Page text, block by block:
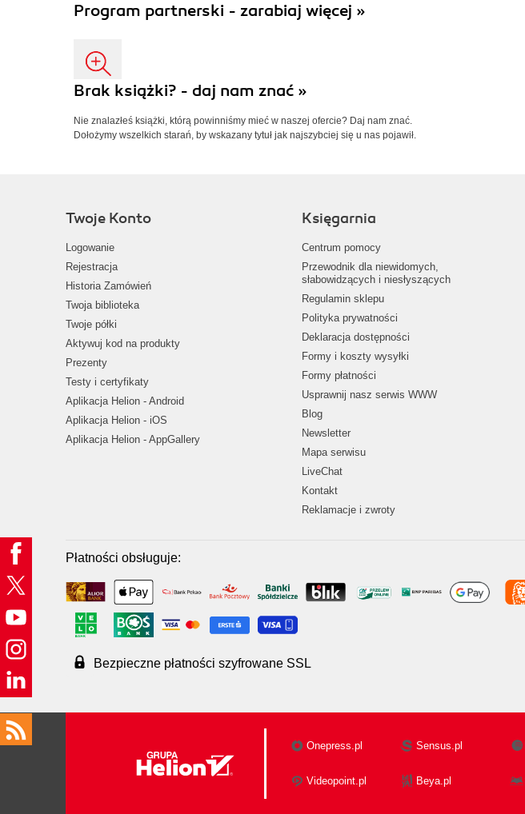
Program partnerski - zarabiaj więcej »
Brak książki? - daj nam znać »
Nie znalazłeś książki, którą powinniśmy mieć w naszej ofercie? Daj nam znać.
Dołożymy wszelkich starań, by wskazany tytuł jak najszybciej się u nas pojawił.
Twoje Konto
Logowanie
Rejestracja
Historia Zamówień
Twoja biblioteka
Twoje półki
Aktywuj kod na produkty
Prezenty
Testy i certyfikaty
Aplikacja Helion - Android
Aplikacja Helion - iOS
Aplikacja Helion - AppGallery
Księgarnia
Centrum pomocy
Przewodnik dla niewidomych,
słabowidzących i niesłyszących
Regulamin sklepu
Polityka prywatności
Deklaracja dostępności
Formy i koszty wysyłki
Formy płatności
Usprawnij nasz serwis WWW
Blog
Newsletter
Mapa serwisu
LiveChat
Kontakt
Reklamacje i zwroty
Płatności obsługuje:
Bezpieczne płatności szyfrowane SSL
Onepress.pl Sensus.pl
Videopoint.pl Beya.pl